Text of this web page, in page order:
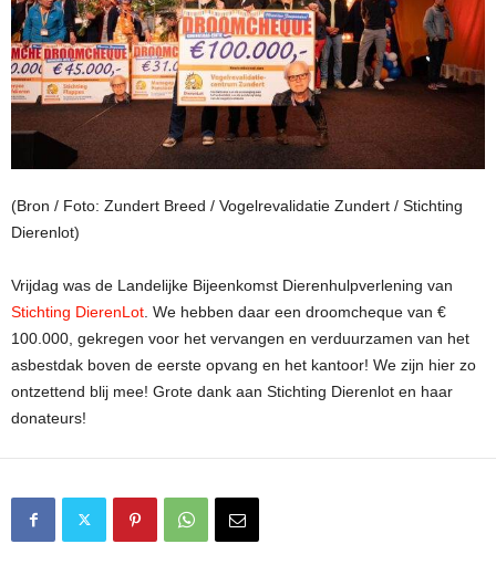
(Bron / Foto: Zundert Breed / Vogelrevalidatie Zundert / Stichting
Dierenlot)
Vrijdag was de Landelijke Bijeenkomst Dierenhulpverlening van
Stichting DierenLot . We hebben daar een droomcheque van €
100.000, gekregen voor het vervangen en verduurzamen van het
asbestdak boven de eerste opvang en het kantoor! We zijn hier zo
ontzettend blij mee! Grote dank aan Stichting Dierenlot en haar
donateurs!